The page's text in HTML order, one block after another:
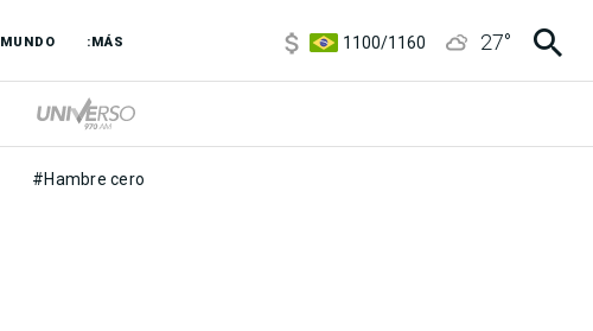
MUNDO :MÁS
1100/1160
27°
#Hambre cero